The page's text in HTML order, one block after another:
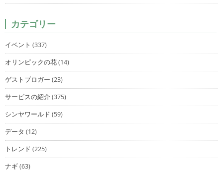
カテゴリー
イベント (337)
オリンピックの花(14)
ゲストブロガー (23)
サービスの紹介(375)
シンヤワールド (59)
データ (12)
トレンド (225)
ナギ(63)